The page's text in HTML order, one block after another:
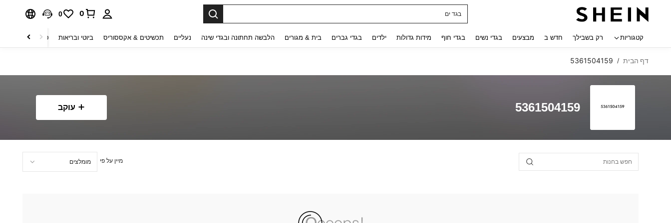
חולצות נשים
0
0
קטגוריות רק בשבילך חדש ב מבצעים בגדי נשים בגדי חוף מידות גדולות ילדים בגדי גברים בית & מגורים הלבשה תחתונה ובגדי שינה נעליים תכשיטים & אקססוריס ביוטי ובריאות טקסטיל לבית
דף הבית /
5361504159
5361504159 עוקב
מיין על פי